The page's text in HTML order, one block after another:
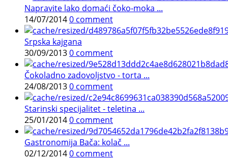
Napravite lako domaći čoko-moka ...
14/07/20140 comment
Srpska kajgana
30/09/20130 comment
Čokoladno zadovoljstvo - torta ...
24/08/20130 comment
Starinski specijalitet - teletina ...
25/01/20140 comment
Gastronomija Bača: kolač ...
02/12/20140 comment